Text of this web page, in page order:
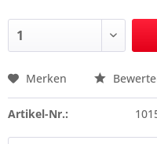
Preis anfragen
Merken
Artikel-Nr.: